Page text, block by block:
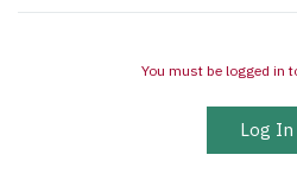
You must be logged in
Log In